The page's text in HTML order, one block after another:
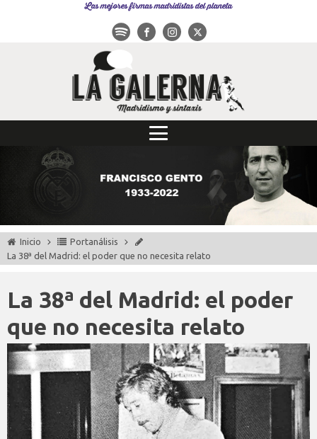
Las mejores firmas madridistas del planeta
Inicio
Portanálisis
La 38ª del Madrid: el poder que no necesita relato
La 38ª del Madrid: el poder
que no necesita relato